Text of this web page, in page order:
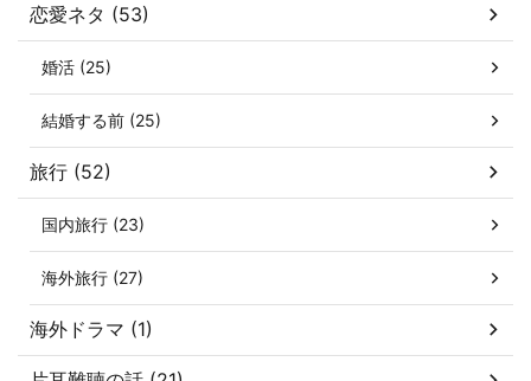
恋愛ネタ (53)
婚活 (25)
結婚する前 (25)
旅行 (52)
国内旅行 (23)
海外旅行 (27)
海外ドラマ (1)